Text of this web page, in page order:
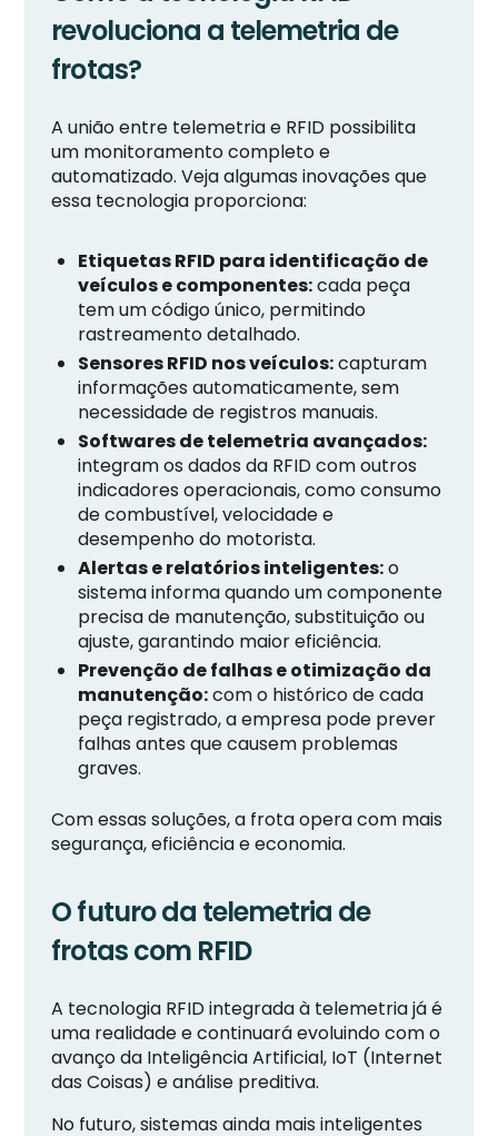
revoluciona a telemetria de
frotas?
A união entre telemetria e RFID possibilita
um monitoramento completo e
automatizado. Veja algumas inovações que
essa tecnologia proporciona:
Etiquetas RFID para identificação de
veículos e componentes:cada peça
tem um código único, permitindo
rastreamento detalhado.
Sensores RFID nos veículos:capturam
informações automaticamente, sem
necessidade de registros manuais.
Softwares de telemetria avançados:
integram os dados da RFID com outros
indicadores operacionais, como consumo
de combustível, velocidade e
desempenho do motorista.
Alertas e relatórios inteligentes:o
sistema informa quando um componente
precisa de manutenção, substituição ou
ajuste, garantindo maior eficiência.
Prevenção de falhas e otimização da
manutenção:com o histórico de cada
peça registrado, a empresa pode prever
falhas antes que causem problemas
graves.
Com essas soluções, a frota opera com mais
segurança, eficiência e economia.
O futuro da telemetria de
frotas com RFID
A tecnologia RFID integrada à telemetria já é
uma realidade e continuará evoluindo com o
avanço da Inteligência Artificial, IoT (Internet
das Coisas) e análise preditiva.
No futuro, sistemas ainda mais inteligentes